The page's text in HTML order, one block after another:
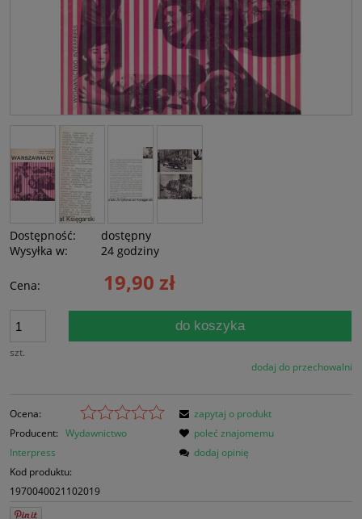
Dostępność:
dostępny
Wysyłka w:
24 godziny
Cena: 19,90 zł
szt.
do koszyka
dodaj do przechowalni
Ocena:
Producent: Wydawnictwo
Interpress
Kod produktu:
1970040021102019
zapytaj o produkt
poleć znajomemu
dodaj opinię